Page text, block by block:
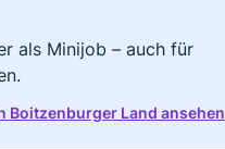
als Minijob – auch für
Boitzenburger Land ansehen